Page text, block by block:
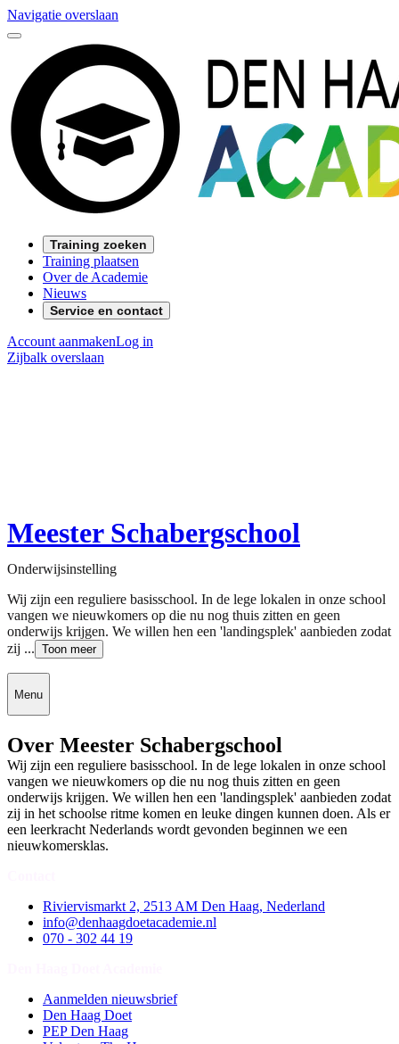
Navigatie overslaan
Training zoeken
Training plaatsen
Over de Academie
Nieuws
Service en contact
Account aanmakenLog in
Zijbalk overslaan
Meester Schabergschool
Onderwijsinstelling
Wij zijn een reguliere basisschool. In de lege lokalen in onze school
vangen we nieuwkomers op die nu nog thuis zitten en geen
onderwijs krijgen. We willen hen een 'landingsplek' aanbieden zodat
zij ... Toon meer
Menu
Over Meester Schabergschool
Wij zijn een reguliere basisschool. In de lege lokalen in onze school
vangen we nieuwkomers op die nu nog thuis zitten en geen
onderwijs krijgen. We willen hen een 'landingsplek' aanbieden zodat
zij in het schoolse ritme komen en leuke dingen kunnen doen. Als er
een leerkracht Nederlands wordt gevonden beginnen we een
nieuwkomersklas.
Riviervismarkt 2, 2513 AM Den Haag, Nederland
info@denhaagdoetacademie.nl
070 - 302 44 19
Aanmelden nieuwsbrief
Den Haag Doet
PEP Den Haag